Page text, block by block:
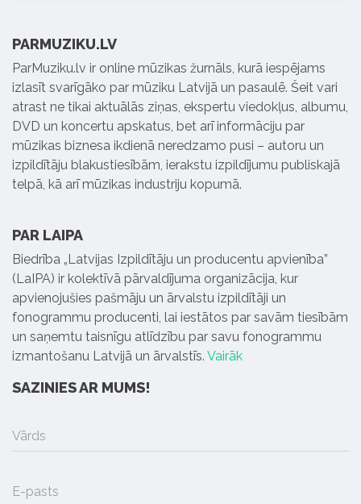
PARMUZIKU.LV
ParMuziku.lv ir online mūzikas žurnāls, kurā iespējams
izlasīt svarīgāko par mūziku Latvijā un pasaulē. Šeit vari
atrast ne tikai aktuālās ziņas, ekspertu viedokļus, albumu,
DVD un koncertu apskatus, bet arī informāciju par
mūzikas biznesa ikdienā neredzamo pusi – autoru un
izpildītāju blakustiesībām, ierakstu izpildījumu publiskajā
telpā, kā arī mūzikas industriju kopumā.
PAR LAIPA
Biedrība „Latvijas Izpildītāju un producentu apvienība”
(LaIPA) ir kolektīvā pārvaldījuma organizācija, kur
apvienojušies pašmāju un ārvalstu izpildītāji un
fonogrammu producenti, lai iestātos par savām tiesībām
un saņemtu taisnīgu atlīdzību par savu fonogrammu
izmantošanu Latvijā un ārvalstīs. Vairāk
SAZINIES AR MUMS!
Vārds
E-pasts